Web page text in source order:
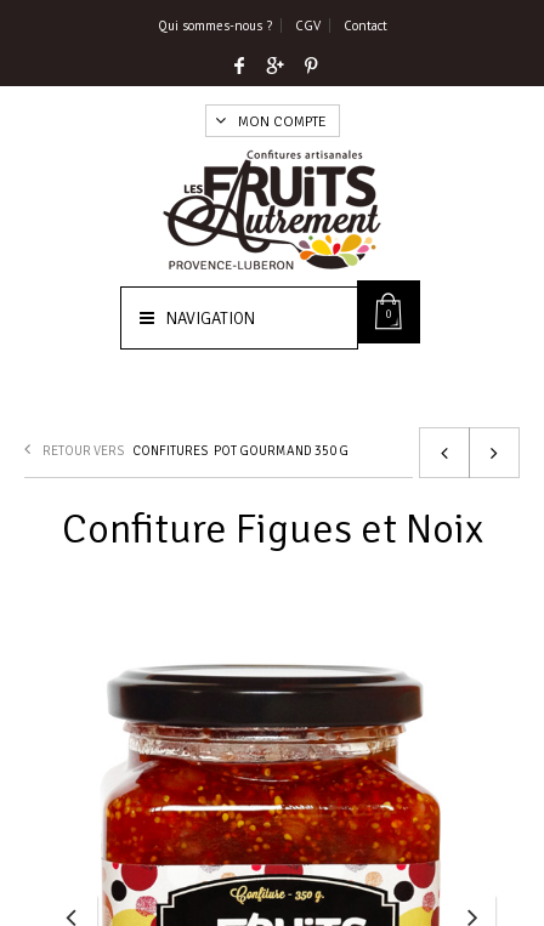
Qui sommes-nous ? CGV Contact
MON COMPTE
0
NAVIGATION
RETOUR VERS CONFITURES POT GOURMAND 350 G
Confiture Figues et Noix